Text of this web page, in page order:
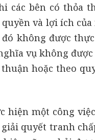
các bên có thỏa
và lợi ích
không được
vụ không
hoặc theo
hiện một công
quyết tranh